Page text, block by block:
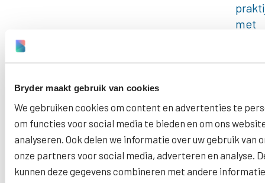
Bryder maakt gebruik van cookies
We gebruiken cookies om content en advertenties te
om functies voor social media te bieden en om ons
analyseren. Ook delen we informatie over uw gebruik van
onze partners voor social media, adverteren en analyse.
kunnen deze gegevens combineren met andere informatie
met
mee
te
over